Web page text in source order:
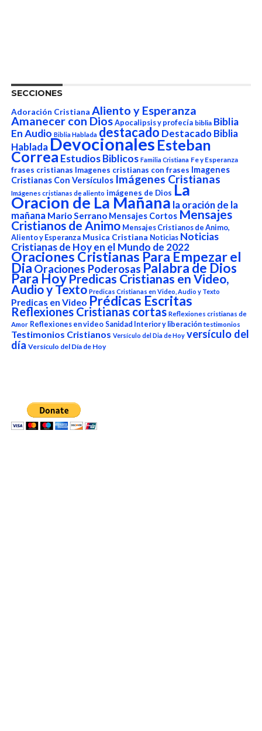
SECCIONES
Adoración Cristiana Aliento y Esperanza
Amanecer con Dios Apocalipsis y profecía biblia Biblia
En Audio Biblia Hablada destacado Destacado Biblia
HabladaDevocionalesEsteban
Correa Estudios Biblicos Familia Cristiana Fe y Esperanza
frases cristianas Imagenes cristianas con frases Imagenes
Cristianas Con Versículos Imágenes Cristianas
Imágenes cristianas de aliento imágenes de Dios La
Oracion de La Mañana la oración de la
mañana Mario Serrano Mensajes Cortos Mensajes
Cristianos de Animo Mensajes Cristianos de Animo,
Aliento y Esperanza Musica Cristiana Noticias Noticias
Cristianas de Hoy en el Mundo de 2022
Oraciones Cristianas Para Empezar el
Dia Oraciones Poderosas Palabra de Dios
Para Hoy Predicas Cristianas en Video,
Audio y Texto Predicas Cristianas en Video, Audio y Texto
Predicas en Video Prédicas Escritas
Reflexiones Cristianas cortas Reflexiones cristianas de
Amor Reflexiones en video Sanidad Interior y liberación testimonios
Testimonios Cristianos Versículo del Dia de Hoy versículo del
día Versículo del Día de Hoy